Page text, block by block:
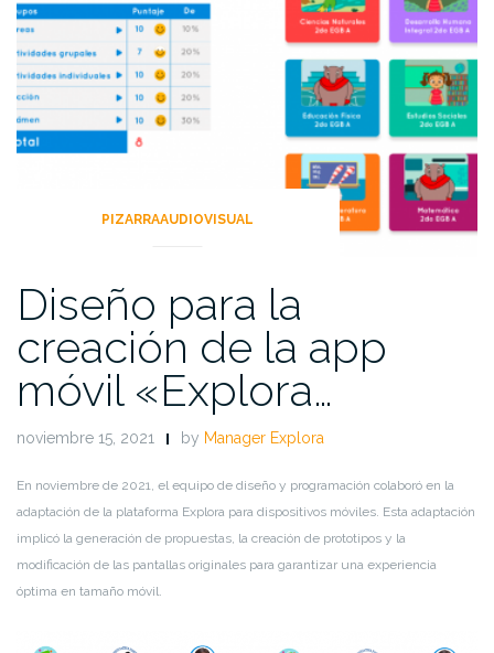
PIZARRAAUDIOVISUAL
Diseño para la
creación de la app
móvil «Explora…
noviembre 15, 2021 by Manager Explora
En noviembre de 2021, el equipo de diseño y programación colaboró en la
adaptación de la plataforma Explora para dispositivos móviles. Esta adaptación
implicó la generación de propuestas, la creación de prototipos y la
modificación de las pantallas originales para garantizar una experiencia
óptima en tamaño móvil.